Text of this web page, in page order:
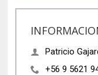
Patricio
+56 9 5621